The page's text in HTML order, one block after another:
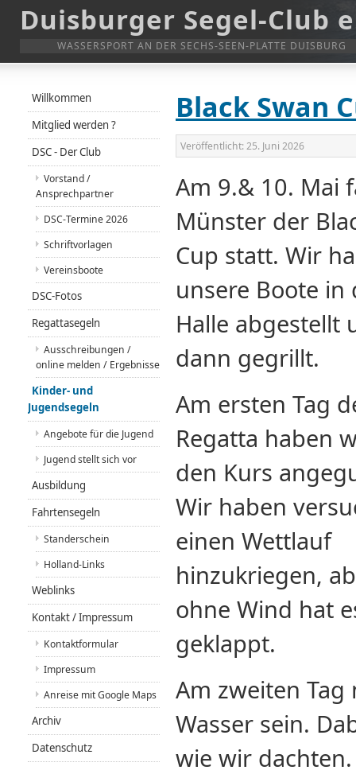
Duisburger Segel-Club
WASSERSPORT AN DER SECHS-SEEN-PLATTE DUISBURG
Black Swan
Veröffentlicht: 25. Juni 2026
Am 9.& 10. Mai
Münster der
Cup statt. Wir
unsere Boote in
Halle abgestellt
dann gegrillt.
Am ersten Tag
Regatta haben
den Kurs
Wir haben
einen Wettlauf
hinzukriegen,
ohne Wind hat
geklappt.
Am zweiten
Wasser sein.
wie wir
Willkommen
Mitglied werden ?
DSC - Der Club
Vorstand /
Ansprechpartner
DSC-Termine 2026
Schriftvorlagen
Vereinsboote
DSC-Fotos
Regattasegeln
Ausschreibungen /
online melden / Ergebnisse
Kinder- und
Jugendsegeln
Angebote für die Jugend
Jugend stellt sich vor
Ausbildung
Fahrtensegeln
Standerschein
Holland-Links
Weblinks
Kontakt / Impressum
Kontaktformular
Impressum
Anreise mit Google Maps
Archiv
Datenschutz